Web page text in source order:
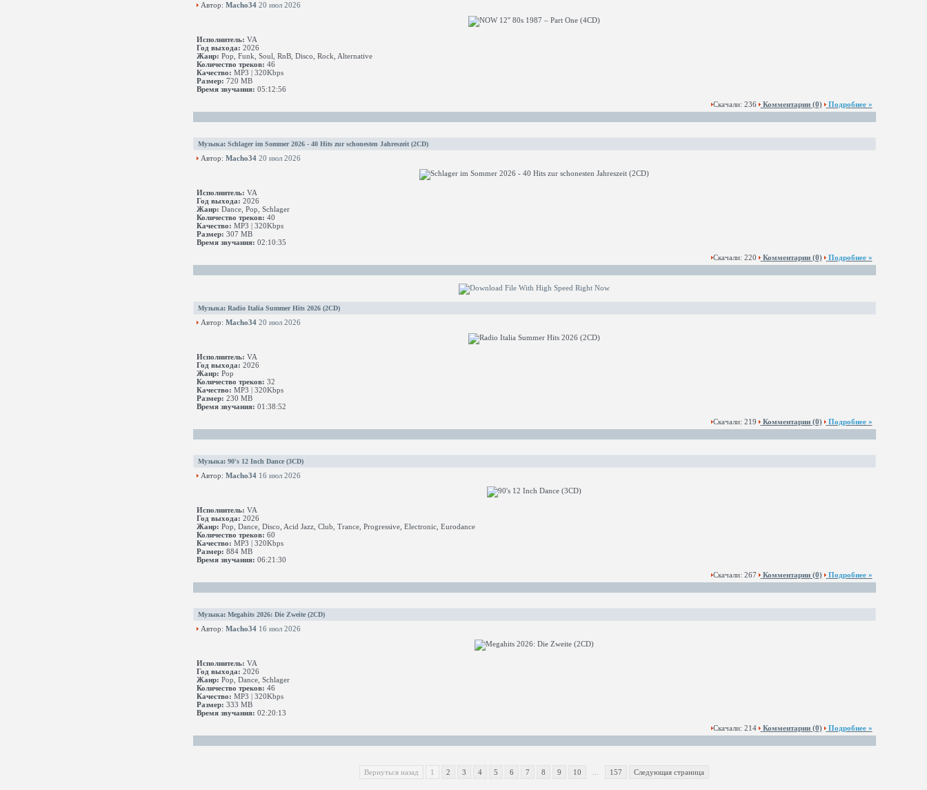
Автор: Macho34 20 июл 2026
Исполнитель: VA
Год выхода: 2026
Жанр: Pop, Funk, Soul, RnB, Disco, Rock, Alternative
Количество треков: 46
Качество: MP3 | 320Kbps
Размер: 720 MB
Время звучания: 05:12:56
Скачали: 236
Комментарии(0) Подробнее »
Музыка: Schlager im Sommer 2026 - 40 Hits zur schonesten Jahreszeit (2CD)
Автор: Macho34 20 июл 2026
Исполнитель: VA
Год выхода: 2026
Жанр: Dance, Pop, Schlager
Количество треков: 40
Качество: MP3 | 320Kbps
Размер: 307 MB
Время звучания: 02:10:35
Скачали: 220
Комментарии(0) Подробнее »
Музыка: Radio Italia Summer Hits 2026 (2CD)
Автор: Macho34 20 июл 2026
Исполнитель: VA
Год выхода: 2026
Жанр: Pop
Количество треков: 32
Качество: MP3 | 320Kbps
Размер: 230 MB
Время звучания: 01:38:52
Скачали: 219
Комментарии(0) Подробнее »
Музыка: 90's 12 Inch Dance (3CD)
Автор: Macho34 16 июл 2026
Исполнитель: VA
Год выхода: 2026
Жанр: Pop, Dance, Disco, Acid Jazz, Club, Trance, Progressive, Electronic, Eurodance
Количество треков: 60
Качество: MP3 | 320Kbps
Размер: 884 MB
Время звучания: 06:21:30
Скачали: 267
Комментарии(0) Подробнее »
Музыка: Megahits 2026: Die Zweite (2CD)
Автор: Macho34 16 июл 2026
Исполнитель: VA
Год выхода: 2026
Жанр: Pop, Dance, Schlager
Количество треков: 46
Качество: MP3 | 320Kbps
Размер: 333 MB
Время звучания: 02:20:13
Скачали: 214
Комментарии(0) Подробнее »
Вернуться назад 1 2 3 4 5 6 7 8 9 10 157 Следующая страница